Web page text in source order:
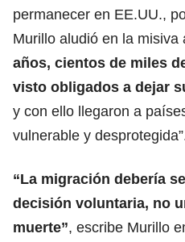
permanecer en EE.UU.,
Murillo aludió en la misiva
años, cientos de miles
visto obligados a dejar
y con ello llegaron a
vulnerable y
“La migración debería
decisión voluntaria, no
muerte”, escribe Murillo